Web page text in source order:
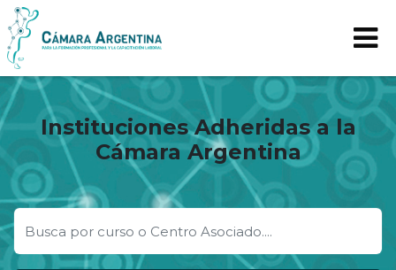
Instituciones Adheridas a la
Cámara Argentina